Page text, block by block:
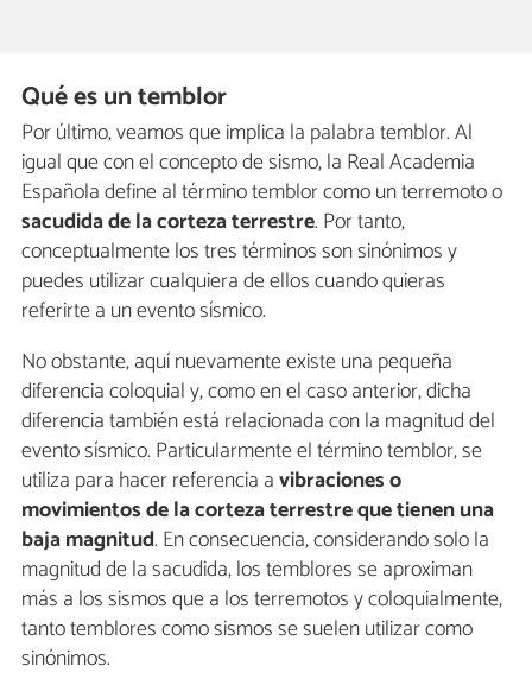
Qué es un temblor
Por último, veamos que implica la palabra temblor. Al
igual que con el concepto de sismo, la Real Academia
Española define al término temblor como un terremoto o
sacudida de la corteza terrestre. Por tanto,
conceptualmente los tres términos son sinónimos y
puedes utilizar cualquiera de ellos cuando quieras
referirte a un evento sísmico.
No obstante, aquí nuevamente existe una pequeña
diferencia coloquial y, como en el caso anterior, dicha
diferencia también está relacionada con la magnitud del
evento sísmico. Particularmente el término temblor, se
utiliza para hacer referencia avibraciones o
movimientos de la corteza terrestre que tienen una
baja magnitud. En consecuencia, considerando solo la
magnitud de la sacudida, los temblores se aproximan
más a los sismos que a los terremotos y coloquialmente,
tanto temblores como sismos se suelen utilizar como
sinónimos.